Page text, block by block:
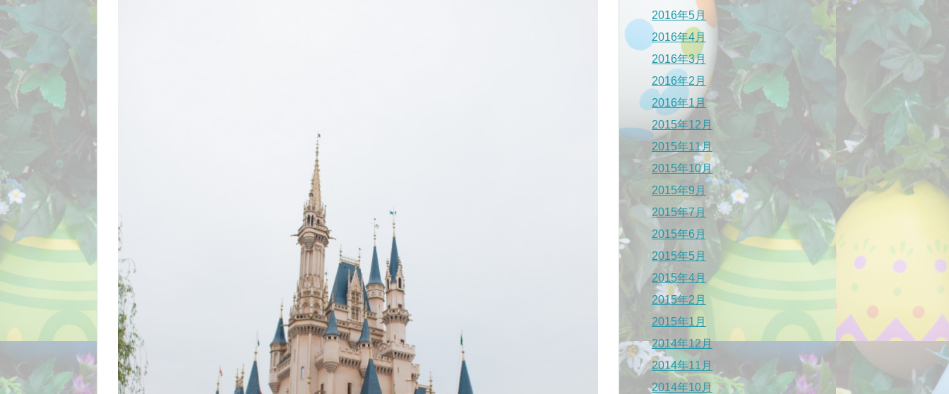
2016年5月
2016年4月
2016年3月
2016年2月
2016年1月
2015年12月
2015年11月
2015年10月
2015年9月
2015年7月
2015年6月
2015年5月
2015年4月
2015年2月
2015年1月
2014年12月
2014年11月
2014年10月